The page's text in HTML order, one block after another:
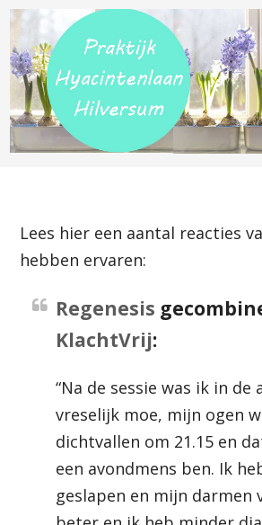
Lees hier een aantal reacties
hebben ervaren:
Regenesis
KlachtVrij:
“Na de sessie was ik in de
vreselijk moe, mijn ogen
dichtvallen om 21.15 en
een avondmens ben. Ik
geslapen en mijn darmen